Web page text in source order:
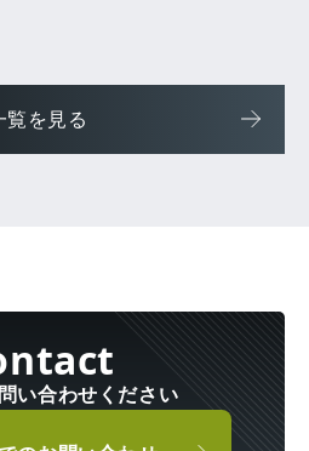
覧を見る
い合わせください